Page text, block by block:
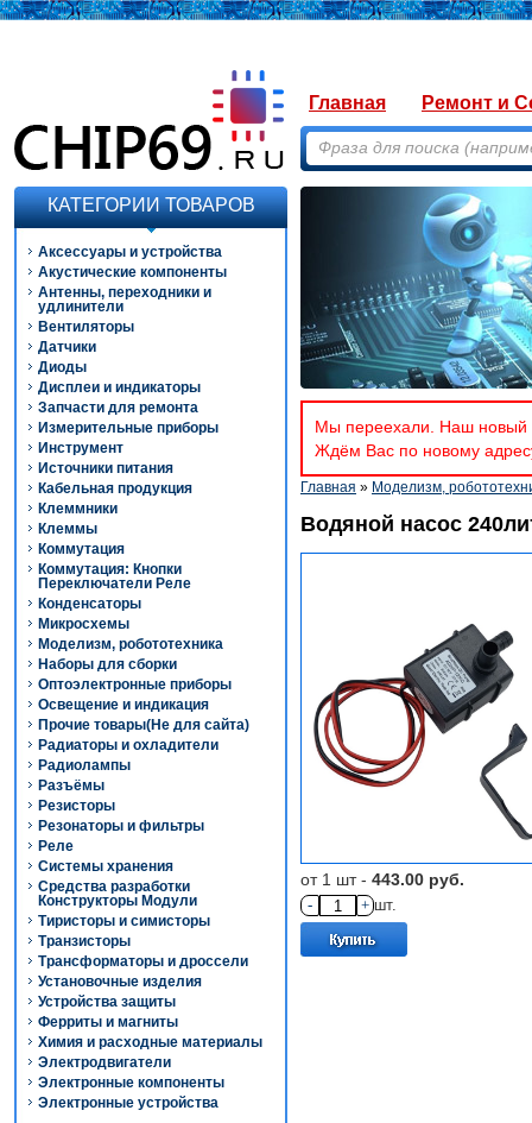
Главная Ремонт и
КАТЕГОРИИ ТОВАРОВ
Аксессуары и устройства
Акустические компоненты
Антенны, переходники и
удлинители
Вентиляторы
Датчики
Диоды
Дисплеи и индикаторы
Запчасти для ремонта
Измерительные приборы
Инструмент
Источники питания
Кабельная продукция
Клеммники
Клеммы
Коммутация
Коммутация: Кнопки
Переключатели Реле
Конденсаторы
Микросхемы
Моделизм, робототехника
Наборы для сборки
Оптоэлектронные приборы
Освещение и индикация
Прочие товары(Не для сайта)
Радиаторы и охладители
Радиолампы
Разъёмы
Резисторы
Резонаторы и фильтры
Реле
Системы хранения
Средства разработки
Конструкторы Модули
Тиристоры и симисторы
Транзисторы
Трансформаторы и дроссели
Установочные изделия
Устройства защиты
Ферриты и магниты
Химия и расходные материалы
Электродвигатели
Электронные компоненты
Электронные устройства
Мы переехали. Наш новый
Ждём Вас по новому
Главная » Моделизм,
Водяной насос
от 1 шт - 443.00 руб.
- + шт.